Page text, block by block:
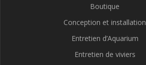
Boutique
Conception et installation
Entretien d’Aquarium
Entretien de viviers